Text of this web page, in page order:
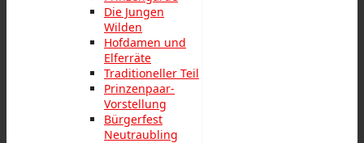
Die Jungen
Wilden
Hofdamen und
Elferräte
Traditioneller Teil
Prinzenpaar-
Vorstellung
Bürgerfest
Neutraubling